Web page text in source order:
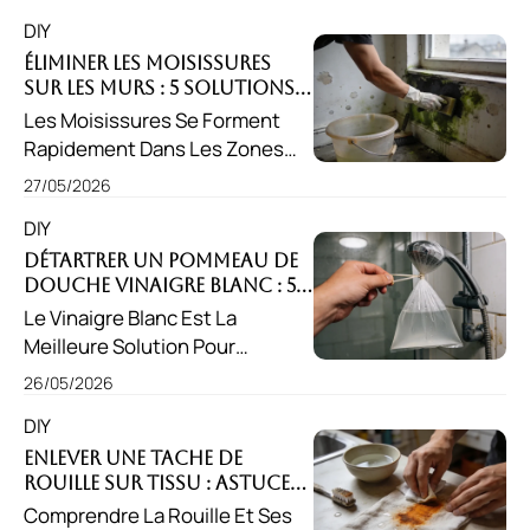
Résidus Sans Abîmer Le Bois,
Mais Veillez À L'utiliser Avec
Prudence Et Dans Une Pièce
Bien Aérée.
DIY
Éliminer Les Moisissures
Sur Les Murs : 5 Solutions
Efficaces ?
Les Moisissures Se Forment
Rapidement Dans Les Zones
Humides, D'où L'importance
Moisissures Sur Les Murs
Implique Un Nettoyage Adapté
Et Un Bon Contrôle De
L'humidité Pour Prévenir Leur
Retour.
27/05/2026
DIY
Détartrer Un Pommeau De
Douche Vinaigre Blanc : 5
Astuces Simples !
Le Vinaigre Blanc Est La
Meilleure Solution Pour
Détartrer Un Pommeau De
Dissout Efficacement Le
Calcaire, Même Le Plus Tenace,
Sans Endommager Votre
Équipement De Salle De Bain.
26/05/2026
DIY
Enlever Une Tache De
Rouille Sur Tissu : Astuces
Efficaces !
Comprendre La Rouille Et Ses